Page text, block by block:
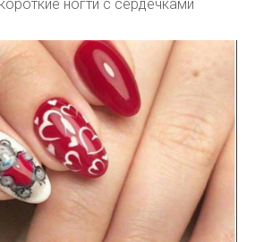
ногти с сердечками